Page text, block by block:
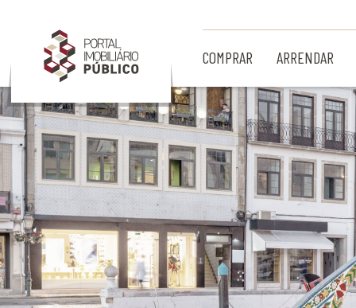
COMPRAR ARRENDAR